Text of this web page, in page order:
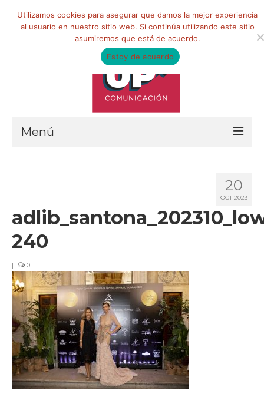
por:
Menú
Qué hacemos
CLIENTES
BLOG
CONTACTO
20
OCT 2023
240
| 0
Utilizamos cookies para asegurar que damos la mejor experiencia
al usuario en nuestro sitio web. Si continúa utilizando este sitio
asumiremos que está de acuerdo.
Estoy de acuerdo